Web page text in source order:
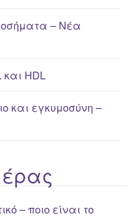
– Νέα
και HDL
και εγκυμοσύνη –
– ποιο είναι το